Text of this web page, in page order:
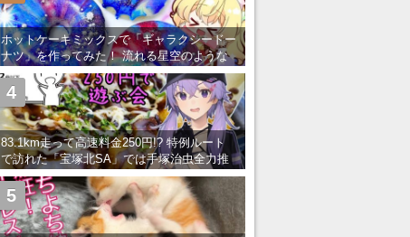
ホットケーキミックスで「ギャラクシードー
ナツ」を作ってみた！ 流れる星空のような
レンチン・レシピを紹介
83.1km走って高速料金250円!? 特例ルート
で訪れた「宝塚北SA」では手塚治虫全力推
し＆関西グルメが楽しめる！
4
5